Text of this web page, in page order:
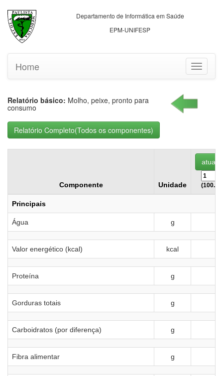
Departamento de Informática em Saúde
EPM-UNIFESP
Toggle
Home
Relatório básico: Molho, peixe, pronto para
consumo
Componente Unidade (100.00
Principais
Água g
Valor energético (kcal) kcal
Proteína g
Gorduras totais g
Carboidratos (por diferença) g
Fibra alimentar g